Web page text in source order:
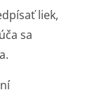
liek,
sa